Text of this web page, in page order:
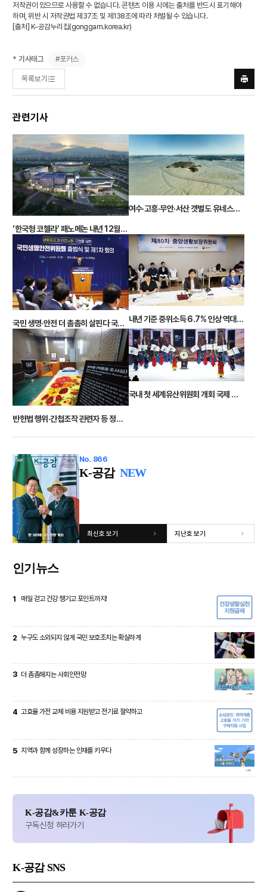
저작권이 있으므로 사용할 수 없습니다. 콘텐츠 이용 시에는 출처를 반드시 표기해야
하며, 위반 시 저작권법 제37조 및 제138조에 따라 처벌될 수 있습니다.
[출처] K-공감누리집(gonggam.korea.kr)
* 기사태그 #포커스
목록보기
프린트
하기
관련기사
‘한국형 코첼라’ 패노메논 내년 12월에 열린다
여수·고흥·무안·서산 갯벌도 유네스코 세계유산 등재
국민 생명·안전 더 촘촘히 살핀다 국민생명안전위원회 출범 내년 기준 중위소득 6.7% 인상 역대 최대… K자형 양극화 대응
반헌법 행위·간첩조작 관련자 등 정부포상 198점 취소
국내 첫 세계유산위원회 개회 국제 협력 강화 ‘부산 선언’ 채택
No. 866
K-공감 NEW
최신호 보기 지난호 보기
인기뉴스
1 매일 걷고 건강 챙기고 포인트까지!
2 누구도 소외되지 않게 국민 보호조치는 확실하게
3 더 촘촘해지는 사회안전망
4 고효율 가전 교체 비용 지원받고 전기료 절약하고
5 지역과 함께 성장하는 인재를 키우다
K-공감&카툰 K-공감
구독신청 하러가기
K-공감 SNS